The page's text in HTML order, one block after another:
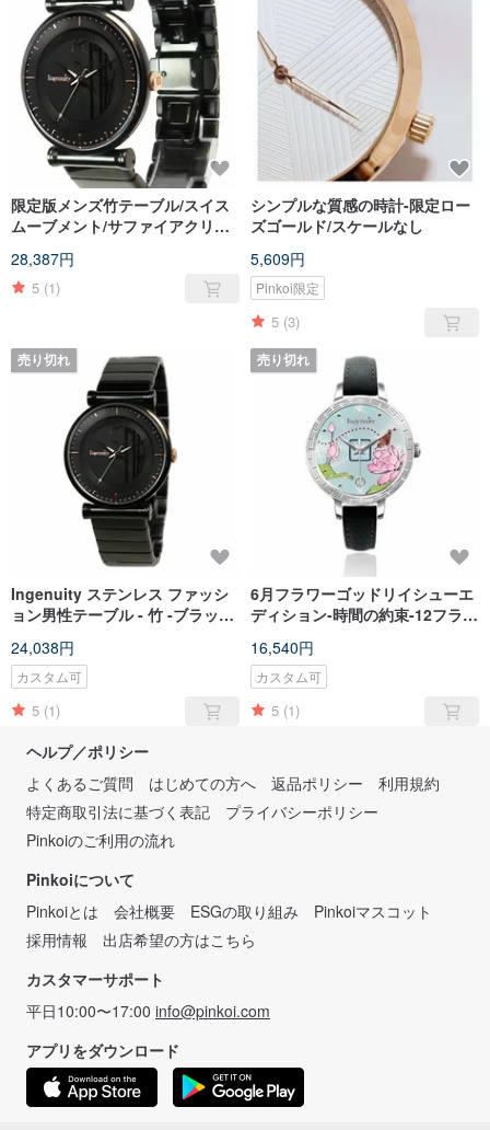
限定版メンズ竹テーブル/スイス
ムーブメント/サファイアクリス
28,387円
5 (1)
シンプルな質感の時計-限定ロー
ズゴールド/スケールなし
5,609円
Pinkoi限定
5 (3)
売り切れ
Ingenuity ステンレス ファッシ
ョン男性テーブル - 竹 -ブラック
トリップ
24,038円
カスタム可
5 (1)
売り切れ
6月フラワーゴッドリイシューエ
ディション-時間の約束-12フラワ
16,540円
カスタム可
5 (1)
ヘルプ／ポリシー
よくあるご質問
はじめての方へ 返品ポリシー
利用規約
特定商取引法に基づく表記
プライバシーポリシー
Pinkoiのご利用の流れ
Pinkoiについて
Pinkoiとは
会社概要 ESGの取り組み
Pinkoiマスコット
採用情報
出店希望の方はこちら
カスタマーサポート
平日10:00〜17:00 info@pinkoi.com
アプリをダウンロード